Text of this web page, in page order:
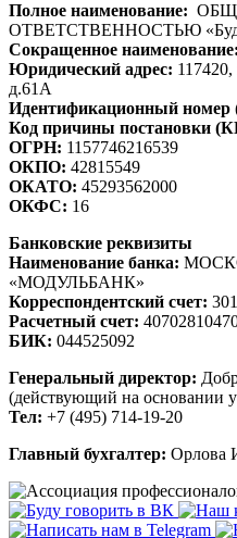
Полное наименование:
ОТВЕТСТВЕННОСТЬЮ «Буду
Сокращенное наименование:
Юридический адрес:
д.61А
Идентификационный
Код причины постановки
ОГРН: 1157746216539
ОКПО: 42815549
ОКАТО: 45293562000
ОКФС: 16
Банковские реквизиты
Наименование банка:
«МОДУЛЬБАНК»
Корреспондентский счет:
Расчетный счет:
БИК: 044525092
Генеральный директор:
(действующий на основании
Тел: +7 (495) 714-19-20
Главный бухгалтер: Орлова